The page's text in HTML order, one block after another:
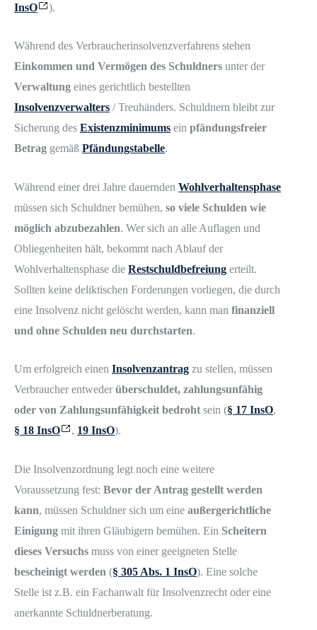
InsO
).
Während des Verbraucherinsolvenzverfahrens stehen
Einkommen und Vermögen des Schuldners unter der
Verwaltung eines gerichtlich bestellten
Insolvenzverwalters / Treuhänders. Schuldnern bleibt zur
Sicherung des Existenzminimums ein pfändungsfreier
Betrag gemäß Pfändungstabelle.
Während einer drei Jahre dauernden Wohlverhaltensphase
müssen sich Schuldner bemühen, so viele Schulden wie
möglich abzubezahlen. Wer sich an alle Auflagen und
Obliegenheiten hält, bekommt nach Ablauf der
Wohlverhaltensphase die Restschuldbefreiung erteilt.
Sollten keine deliktischen Forderungen vorliegen, die durch
eine Insolvenz nicht gelöscht werden, kann man finanziell
und ohne Schulden neu durchstarten.
Um erfolgreich einen Insolvenzantrag zu stellen, müssen
Verbraucher entweder überschuldet, zahlungsunfähig
oder von Zahlungsunfähigkeit bedroht sein (§ 17 InsO,
§ 18 InsO
, 19 InsO).
Die Insolvenzordnung legt noch eine weitere
Voraussetzung fest: Bevor der Antrag gestellt werden
kann, müssen Schuldner sich um eine außergerichtliche
Einigung mit ihren Gläubigern bemühen. Ein Scheitern
dieses Versuchs muss von einer geeigneten Stelle
bescheinigt werden (§ 305 Abs. 1 InsO). Eine solche
Stelle ist z.B. ein Fachanwalt für Insolvenzrecht oder eine
anerkannte Schuldnerberatung.